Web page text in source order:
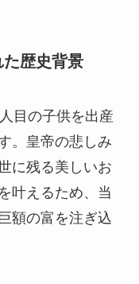
歴史背景
目の子供を出産
。皇帝の悲しみ
に残る美しいお
叶えるため、当
額の富を注ぎ込